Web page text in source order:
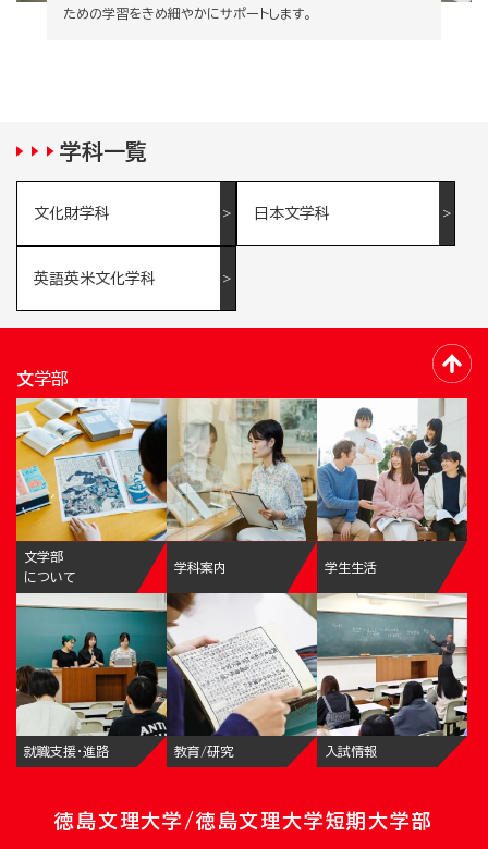
ための学習をきめ細やかにサポートします。
学科一覧
文化財学科 日本文学科
英語英米文化学科
文学部
文学部
について
学科案内 学生生活
就職支援・進路 教育/研究 入試情報
徳島文理大学/徳島文理大学短期大学部